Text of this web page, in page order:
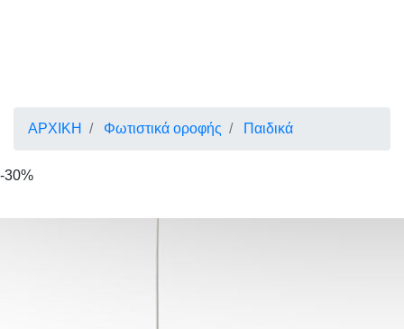
ΑΡΧΙΚΗ Φωτιστικά οροφής Παιδικά
-30%